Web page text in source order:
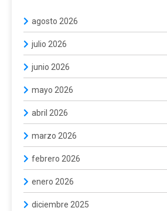
agosto 2026
julio 2026
junio 2026
mayo 2026
abril 2026
marzo 2026
febrero 2026
enero 2026
diciembre 2025